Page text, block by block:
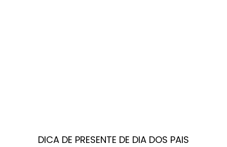
DICA DE PRESENTE DE DIA DOS PAIS